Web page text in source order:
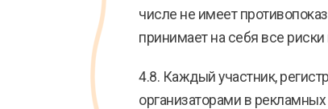
числе не имеет
принимает на себя все
4.8. Каждый участник,
организаторами в рекламных